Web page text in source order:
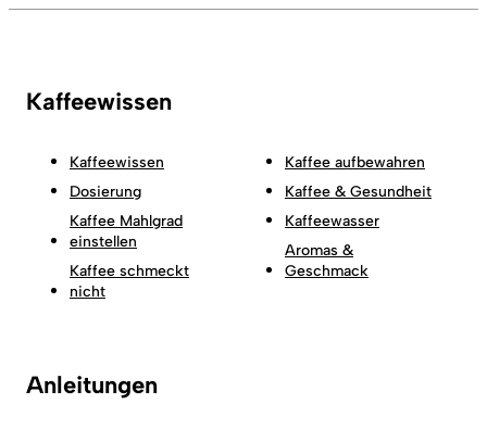
Kaffeewissen
Kaffeewissen
Dosierung
Kaffee Mahlgrad
einstellen
Kaffee schmeckt
nicht
Kaffee aufbewahren
Kaffee & Gesundheit
Kaffeewasser
Aromas &
Geschmack
Anleitungen